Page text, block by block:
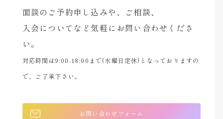
面談のご予約申し込みや、ご相談、
入会についてなど気軽にお問い合わせくださ
い。
対応時間は9:00-18:00まで(水曜日定休)となっておりますの
で、ご了承下さい。
お問い合わせフォーム